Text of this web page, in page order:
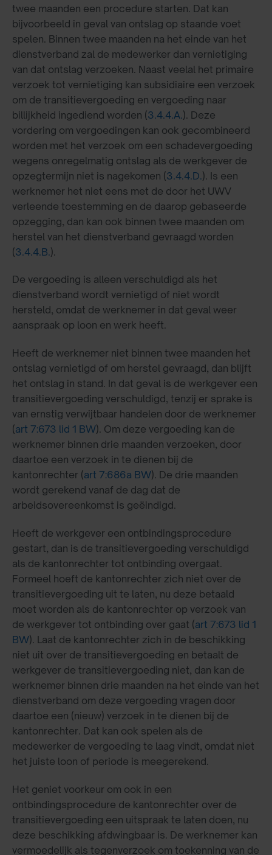
twee maanden een procedure starten. Dat kan
bijvoorbeeld in geval van ontslag op staande voet
spelen. Binnen twee maanden na het einde van het
dienstverband zal de medewerker dan vernietiging
van dat ontslag verzoeken. Naast veelal het primaire
verzoek tot vernietiging kan subsidiaire een verzoek
om de transitievergoeding en vergoeding naar
billijkheid ingediend worden (3.4.4.A.). Deze
vordering om vergoedingen kan ook gecombineerd
worden met het verzoek om een schadevergoeding
wegens onregelmatig ontslag als de werkgever de
opzegtermijn niet is nagekomen (3.4.4.D.). Is een
werknemer het niet eens met de door het UWV
verleende toestemming en de daarop gebaseerde
opzegging, dan kan ook binnen twee maanden om
herstel van het dienstverband gevraagd worden
(3.4.4.B.).
De vergoeding is alleen verschuldigd als het
dienstverband wordt vernietigd of niet wordt
hersteld, omdat de werknemer in dat geval weer
aanspraak op loon en werk heeft.
Heeft de werknemer niet binnen twee maanden het
ontslag vernietigd of om herstel gevraagd, dan blijft
het ontslag in stand. In dat geval is de werkgever een
transitievergoeding verschuldigd, tenzij er sprake is
van ernstig verwijtbaar handelen door de werknemer
(art 7:673 lid 1 BW). Om deze vergoeding kan de
werknemer binnen drie maanden verzoeken, door
daartoe een verzoek in te dienen bij de
kantonrechter (art 7:686a BW). De drie maanden
wordt gerekend vanaf de dag dat de
arbeidsovereenkomst is geëindigd.
Heeft de werkgever een ontbindingsprocedure
gestart, dan is de transitievergoeding verschuldigd
als de kantonrechter tot ontbinding overgaat.
Formeel hoeft de kantonrechter zich niet over de
transitievergoeding uit te laten, nu deze betaald
moet worden als de kantonrechter op verzoek van
de werkgever tot ontbinding over gaat (art 7:673 lid 1
BW). Laat de kantonrechter zich in de beschikking
niet uit over de transitievergoeding en betaalt de
werkgever de transitievergoeding niet, dan kan de
werknemer binnen drie maanden na het einde van het
dienstverband om deze vergoeding vragen door
daartoe een (nieuw) verzoek in te dienen bij de
kantonrechter. Dat kan ook spelen als de
medewerker de vergoeding te laag vindt, omdat niet
het juiste loon of periode is meegerekend.
Het geniet voorkeur om ook in een
ontbindingsprocedure de kantonrechter over de
transitievergoeding een uitspraak te laten doen, nu
deze beschikking afdwingbaar is. De werknemer kan
vermoedelijk als tegenverzoek om toekenning van de